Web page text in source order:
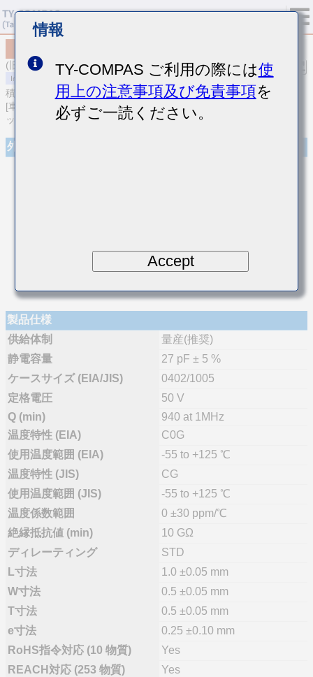
(旧品番 UMK105CG270JVHF)
積層セラミックコンデンサ
[車載ボディ/インフォ＆高信頼用 (AEC-Q200 Qualified) 積層セラミ
ックコンデンサ (温度補償用)]
外観
製品仕様
供給体制
量産(推奨)
静電容量
27 pF ± 5 %
ケースサイズ (EIA/JIS)
0402/1005
定格電圧
50 V
Q (min)
940 at 1MHz
温度特性 (EIA)
C0G
使用温度範囲 (EIA)
-55 to +125 ℃
温度特性 (JIS)
CG
使用温度範囲 (JIS)
-55 to +125 ℃
温度係数範囲
0 ±30 ppm/℃
絶縁抵抗値 (min)
10 GΩ
ディレーティング
STD
L寸法
1.0 ±0.05 mm
W寸法
0.5 ±0.05 mm
T寸法
0.5 ±0.05 mm
e寸法
0.25 ±0.10 mm
RoHS指令対応 (10 物質)
Yes
REACH対応 (253 物質)
Yes
情報
TY-COMPAS ご利用の際には使
用上の注意事項及び免責事項を
必ずご一読ください。
Accept